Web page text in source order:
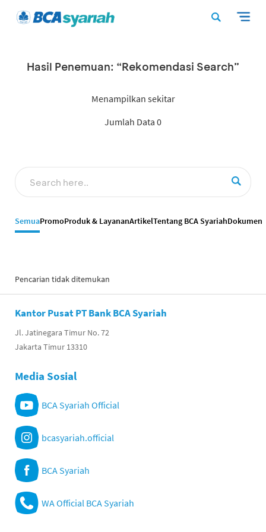
Hasil Penemuan: “Rekomendasi Search”
Menampilkan sekitar
Jumlah Data 0
SemuaPromoProduk & LayananArtikelTentang BCA SyariahDokumen
Pencarian tidak ditemukan
Kantor Pusat PT Bank BCA Syariah
Jl. Jatinegara Timur No. 72
Jakarta Timur 13310
Media Sosial
BCA Syariah Official
bcasyariah.official
BCA Syariah
WA Official BCA Syariah